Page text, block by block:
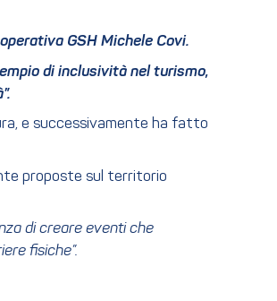
GSH Michele Covi.
di inclusività nel turismo,
e successivamente ha fatto
proposte sul territorio
di creare eventi che
fisiche”.